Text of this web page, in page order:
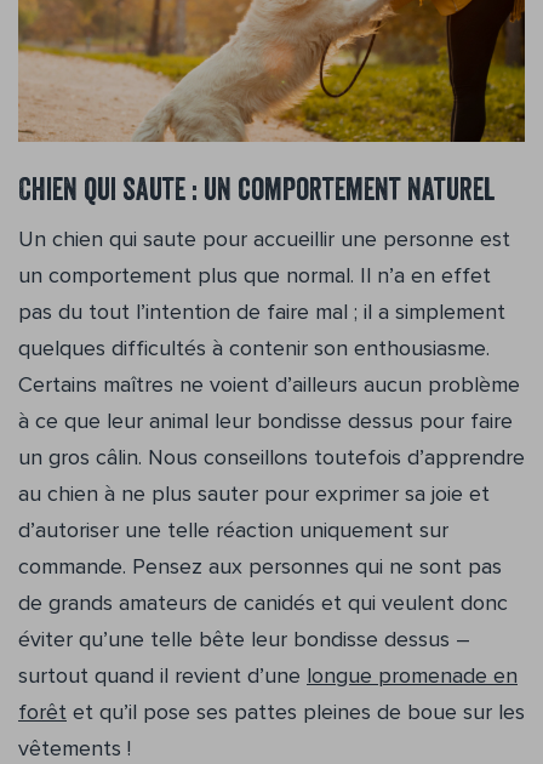
Chien qui saute : un comportement naturel
Un chien qui saute pour accueillir une personne est
un comportement plus que normal. Il n’a en effet
pas du tout l’intention de faire mal ; il a simplement
quelques difficultés à contenir son enthousiasme.
Certains maîtres ne voient d’ailleurs aucun problème
à ce que leur animal leur bondisse dessus pour faire
un gros câlin. Nous conseillons toutefois d’apprendre
au chien à ne plus sauter pour exprimer sa joie et
d’autoriser une telle réaction uniquement sur
commande. Pensez aux personnes qui ne sont pas
de grands amateurs de canidés et qui veulent donc
éviter qu’une telle bête leur bondisse dessus –
surtout quand il revient d’une longue promenade en
forêt et qu’il pose ses pattes pleines de boue sur les
vêtements !